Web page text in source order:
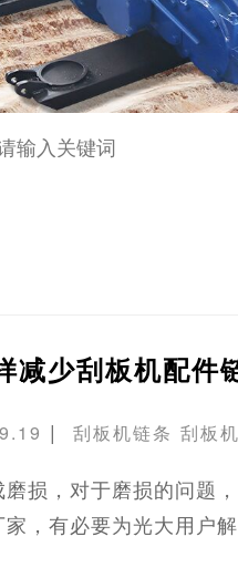
减少刮板机配件
| 刮板机链条 刮板机
损，对于磨损的问题
，有必要为光大用户